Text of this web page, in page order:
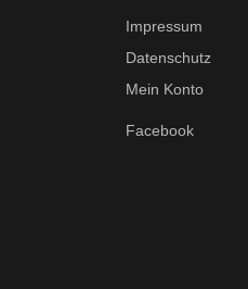
Impressum
Datenschutz
Mein Konto
Facebook